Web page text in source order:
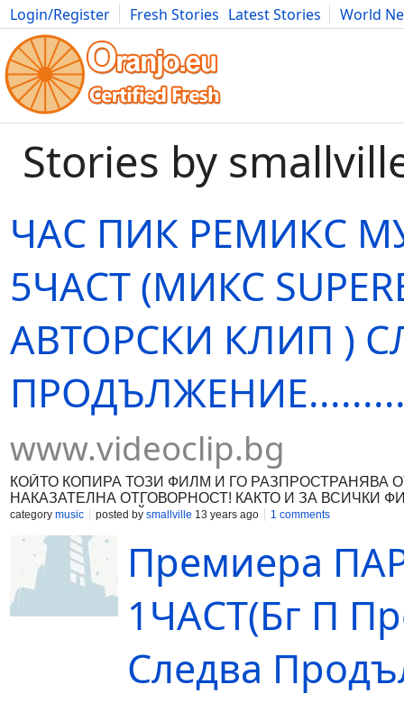
Login/Register Fresh Stories Latest Stories
World
Movies Anime Music Art Cars Advice Science
Stories by
ЧАС ПИК РЕМИКC
5ЧАСТ (МИКС
АВТОРСКИ КЛИП )
www.videoclip.bg
КОЙТО КОПИРА ТОЗИ ФИЛМ И ГО РАЗПРОСТРАНЯВА
НАКАЗАТЕЛНА ОТГОВОРНОСТ! КАКТО И ЗА ВСИЧКИ
КАЧВАМE ВЪВ САЙТА!!!! SUPERBOOK CINEMA 2013®
category music posted by smallville 13 years ago 1 comments
Премиера
1ЧАСТ(Бг П
Следва